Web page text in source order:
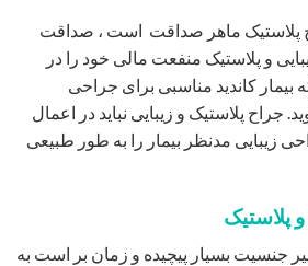
پلاستیک ماهر صداقت است ، صداقت
و پلاستیک منفعت مالی خود را در
بیمار کاندید مناسبی برای جراحی
جراح پلاستیک و زیبایی نباید در اعمال
زیبایی مدنظر بیمار را به طور طبیعی
پلاستیک
جنسیت بسیار پیچیده و زمان بر است به